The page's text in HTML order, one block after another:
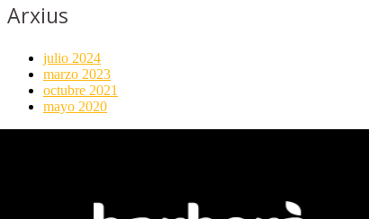
Arxius
julio 2024
marzo 2023
octubre 2021
mayo 2020